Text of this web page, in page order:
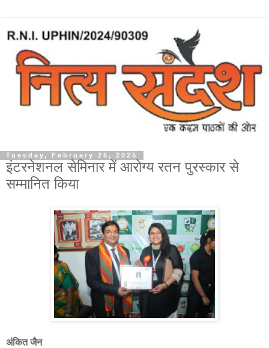
Tuesday, February 25, 2025
इंटरनेशनल सेमिनार में आरोग्य रतन पुरस्कार से
सम्मानित किया
अंकित जैन